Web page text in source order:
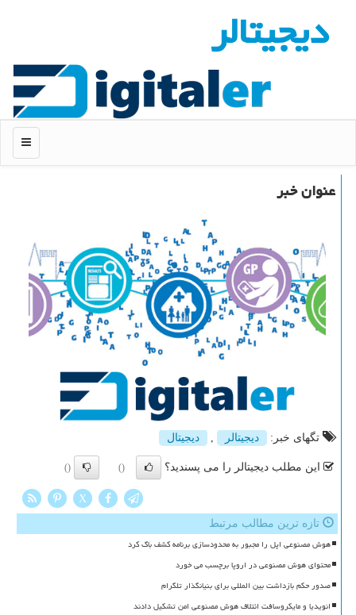
دیجیتالر
منو
عنوان خبر
تگهای خبر: دیجیتالر دیجیتال
این مطلب دیجیتالر را می پسندید؟ ()
()
X
تازه ترین مطالب مرتبط
هوش مصنوعی اپل را مجبور به محدودسازی برنامه کشف باگ کرد
محتوای هوش مصنوعی در اروپا برچسب می خورد
صدور حکم بازداشت بین المللی برای بنیانگذار تلگرام
انویدیا و مایکروسافت ائتلاف هوش مصنوعی امن تشکیل دادند